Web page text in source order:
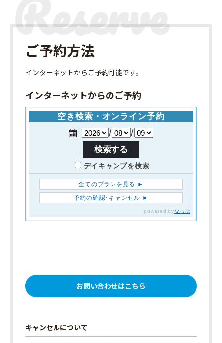
ご予約方法
インターネットからご予約可能です。
インターネットからのご予約
お問い合わせはこちら
キャンセルについて